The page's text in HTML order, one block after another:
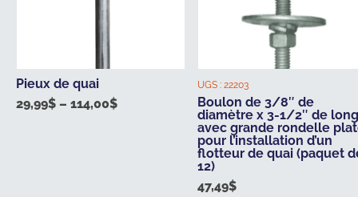
Pieux de quai
29,99$ – 114,00$
UGS : 22203
Boulon de 3/8″ de
diamètre x 3-1/2″ de long
avec grande rondelle
pour l’installation d’un
flotteur de quai (paquet
12)
47,49$